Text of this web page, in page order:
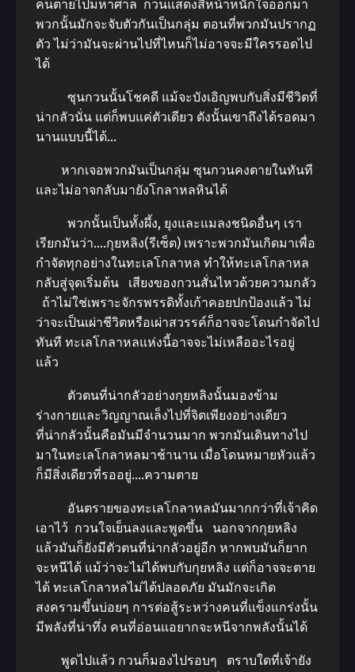
คนตายไปมหาศาล กวนแสดงสีหน้าหนักใจออกมา
พวกนั้นมักจะจับตัวกันเป็นกลุ่ม ตอนที่พวกมันปรากฏ
ตัว ไม่ว่ามันจะผ่านไปที่ไหนก็ไม่อาจจะมีใครรอดไป
ได้
ซุนกวนนั้นโชคดี แม้จะบังเอิญพบกับสิ่งมีชีวิตที่
น่ากลัวนั่น แต่ก็พบแค่ตัวเดียว ดังนั้นเขาถึงได้รอดมา
นานแบบนี้ได้…
หากเจอพวกมันเป็นกลุ่ม ซุนกวนคงตายในทันที
และไม่อาจกลับมายังโกลาหลหินได้
พวกนั้นเป็นทั้งผึ้ง, ยุงและแมลงชนิดอื่นๆ เรา
เรียกมันว่า….กุยหลิง(รีเซ็ต) เพราะพวกมันเกิดมาเพื่อ
กำจัดทุกอย่างในทะเลโกลาหล ทำให้ทะเลโกลาหล
กลับสู่จุดเริ่มต้น เสียงของกวนสั่นไหวด้วยความกลัว
ถ้าไม่ใช่เพราะจักรพรรดิทั้งเก้าคอยปกป้องแล้ว ไม่
ว่าจะเป็นเผ่าชีวิตหรือเผ่าสวรรค์ก็อาจจะโดนกำจัดไป
ทันที ทะเลโกลาหลแห่งนี้อาจจะไม่เหลืออะไรอยู่
แล้ว
ตัวตนที่น่ากลัวอย่างกุยหลิงนั้นมองข้าม
ร่างกายและวิญญาณเล็งไปที่จิตเพียงอย่างเดียว
ที่น่ากลัวนั้นคือมันมีจำนวนมาก พวกมันเดินทางไป
มาในทะเลโกลาหลมาช้านาน เมื่อโดนหมายหัวแล้ว
ก็มีสิ่งเดียวที่รออยู่….ความตาย
อันตรายของทะเลโกลาหลมันมากกว่าที่เจ้าคิด
เอาไว้ กวนใจเย็นลงและพูดขึ้น นอกจากกุยหลิง
แล้วมันก็ยังมีตัวตนที่น่ากลัวอยู่อีก หากพบมันก็ยาก
จะหนีได้ แม้ว่าจะไม่ได้พบกับกุยหลิง แต่ก็อาจจะตาย
ได้ ทะเลโกลาหลไม่ได้ปลอดภัย มันมักจะเกิด
สงครามขึ้นบ่อยๆ การต่อสู้ระหว่างคนที่แข็งแกร่งนั้น
มีพลังที่น่าทึ่ง คนที่อ่อนแอยากจะหนีจากพลังนั้นได้
พูดไปแล้ว กวนก็มองไปรอบๆ ตราบใดที่เจ้ายัง